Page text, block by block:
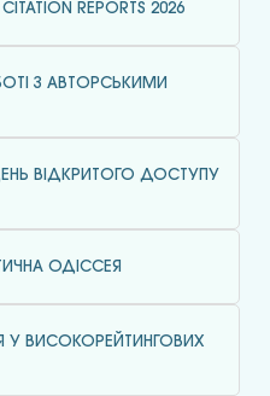
REPORTS 2026
З АВТОРСЬКИМИ
ВІДКРИТОГО ДОСТУПУ
ОДІССЕЯ
У ВИСОКОРЕЙТИНГОВИХ